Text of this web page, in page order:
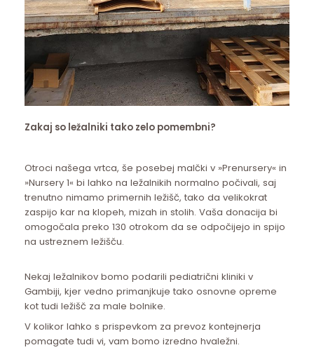
Zakaj so ležalniki tako zelo pomembni?
Otroci našega vrtca, še posebej malčki v »Prenursery« in
»Nursery 1« bi lahko na ležalnikih normalno počivali, saj
trenutno nimamo primernih ležišč, tako da velikokrat
zaspijo kar na klopeh, mizah in stolih. Vaša donacija bi
omogočala preko 130 otrokom da se odpočijejo in spijo
na ustreznem ležišču.
Nekaj ležalnikov bomo podarili pediatrični kliniki v
Gambiji, kjer vedno primanjkuje tako osnovne opreme
kot tudi ležišč za male bolnike.
V kolikor lahko s prispevkom za prevoz kontejnerja
pomagate tudi vi, vam bomo izredno hvaležni.